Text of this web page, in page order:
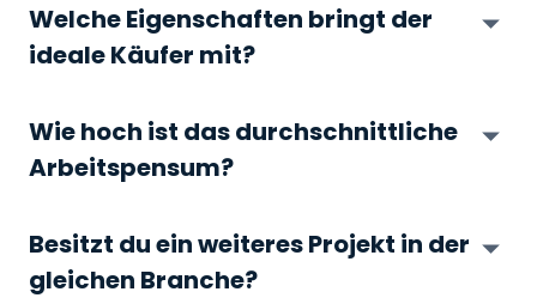
Welche Eigenschaften bringt der
ideale Käufer mit?
Wie hoch ist das durchschnittliche
Arbeitspensum?
Besitzt du ein weiteres Projekt in der
gleichen Branche?